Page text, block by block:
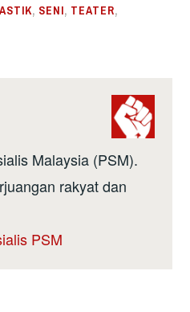
, SENI, TEATER,
Malaysia (PSM).
rakyat dan
PSM